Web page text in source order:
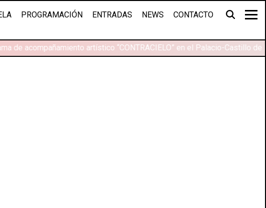
PROGRAMACIÓN ENTRADAS NEWS CONTACTO
de acompañamiento artístico “CONTRACIELO” en el Palacio-Castillo de